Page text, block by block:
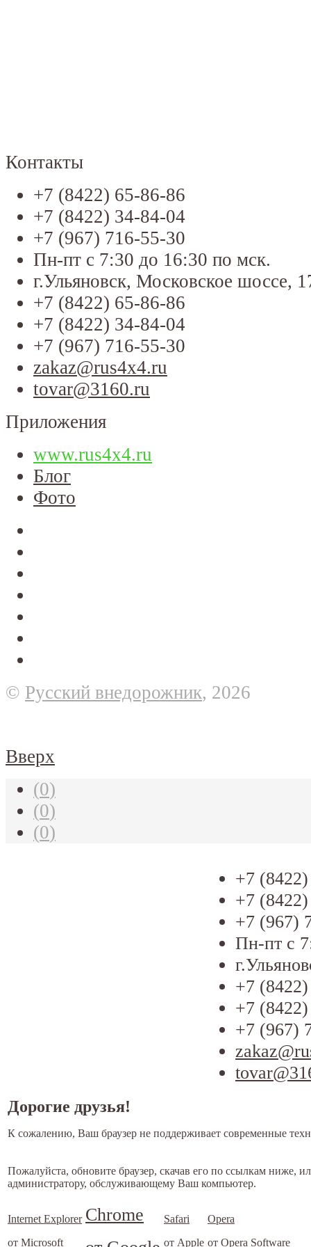
Контакты
+7 (8422) 65-86-86
+7 (8422) 34-84-04
+7 (967) 716-55-30
Пн-пт с 7:30 до 16:30 по мск.
г.Ульяновск, Московское шоссе,
+7 (8422) 65-86-86
+7 (8422) 34-84-04
+7 (967) 716-55-30
zakaz@rus4x4.ru
tovar@3160.ru
Приложения
www.rus4x4.ru
Блог
Фото
© Русский внедорожник, 2026
Вверх
(0)
(0)
(0)
+7
+7
+7 (967)
Пн-пт с
+7
+7
+7 (967)
Дорогие друзья!
К сожалению, Ваш браузер не поддерживает современные
Пожалуйста, обновите браузер, скачав его по ссылкам ниже,
администратору, обслуживающему Ваш компьютер.
Internet Explorer
от Microsoft
Chrome
Safari
от Apple
Opera
от Opera Software